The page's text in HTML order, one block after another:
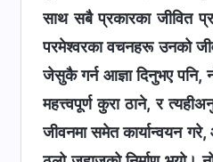
साथ सबै प्रकारका जीवित
परमेश्‍वरका वचनहरू उनको
जेसुकै गर्न आज्ञा दिनुभए पनि,
महत्त्वपूर्ण कुरा ठाने, र
जीवनमा समेत कार्यान्वयन